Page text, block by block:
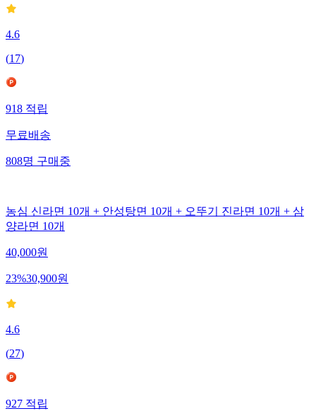
4.6
(17)
918 적립
무료배송
808명 구매중
농심 신라면 10개 + 안성탕면 10개 + 오뚜기 진라면 10개 + 삼
양라면 10개
40,000원
23%30,900원
4.6
(27)
927 적립